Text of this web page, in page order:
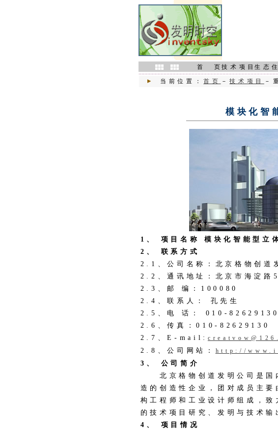
首 页技术项目生态
当前位置：首页 －技术项目 －
模块化智
1、 项目名称 模块化智能型立
2、 联系方式
2.1、公司名称：北京格物创道
2.2、通讯地址：北京市海淀路
2.3、邮 编：100080
2.4、联系人： 孔先生
2.5、电 话： 010-
2.6、传真：010-82629130
2.7、E-mail:
2.8、公司网站： http://
3、 公司简介
北京格物创道发明公司是国
造的创造性企业，团对成员主
构工程师和工业设计师组成，
的技术项目研究、发明与技术输
4、 项目情况